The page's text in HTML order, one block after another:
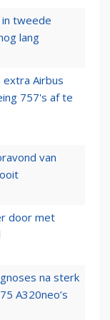
tweede
lang
Airbus
757's af te
van
door met
na sterk
A320neo’s